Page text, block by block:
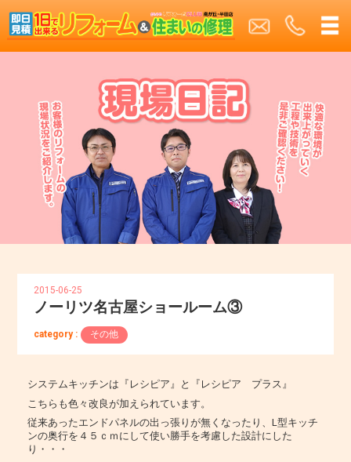
2015-06-25
ノーリツ名古屋ショールーム③
category : その他
システムキッチンは『レシピア』と『レシピア プラス』
こちらも色々改良が加えられています。
従来あったエンドパネルの出っ張りが無くなったり、L型キッチ
ンの奥行を４５ｃｍにして使い勝手を考慮した設計にした
り・・・